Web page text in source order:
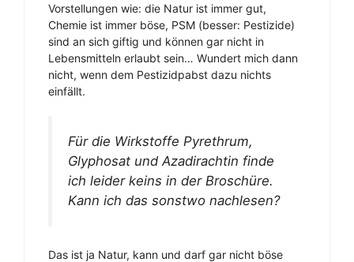
Vorstellungen wie: die Natur ist immer gut,
Chemie ist immer böse, PSM (besser: Pestizide)
sind an sich giftig und können gar nicht in
Lebensmitteln erlaubt sein… Wundert mich dann
nicht, wenn dem Pestizidpabst dazu nichts
einfällt.
Für die Wirkstoffe Pyrethrum,
Glyphosat und Azadirachtin finde
ich leider keins in der Broschüre.
Kann ich das sonstwo nachlesen?
Das ist ja Natur, kann und darf gar nicht böse